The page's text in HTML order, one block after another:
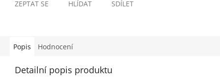
ZEPTAT SE HLÍDAT SDÍLET
Popis Hodnocení
Detailní popis produktu